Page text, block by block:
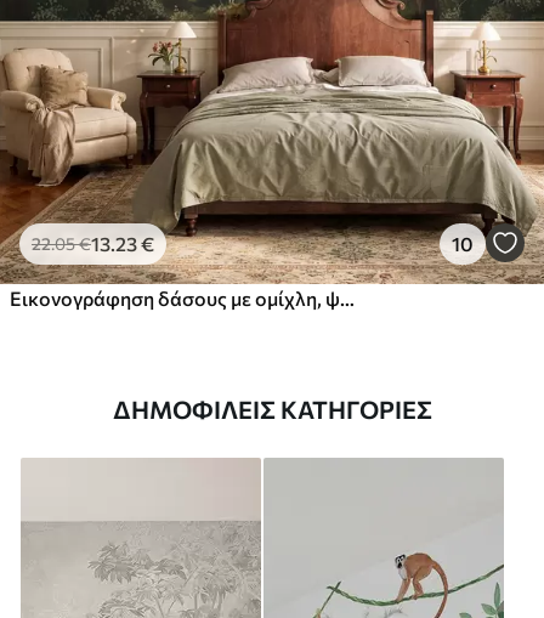
22.05€13 .23€ 10
ΔΗΜΟΦΙΛΕΊΣ ΚΑΤΗΓΟΡΊΕΣ